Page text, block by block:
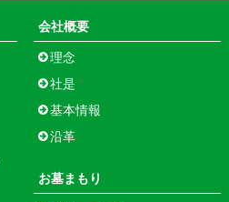
会社概要
理念
社是
基本情報
沿革
お墓まもり